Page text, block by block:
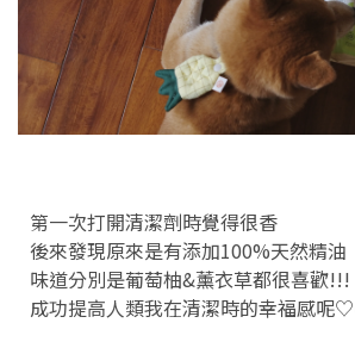
第一次打開清潔劑時覺得很香
後來發現原來是有添加100%天然精油
味道分別是葡萄柚&薰衣草都很喜歡!!!
成功提高人類我在清潔時的幸福感呢